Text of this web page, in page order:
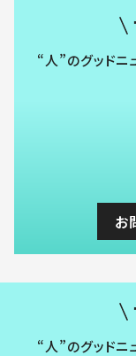
“人”のグッドニ
お
“人”のグッドニ